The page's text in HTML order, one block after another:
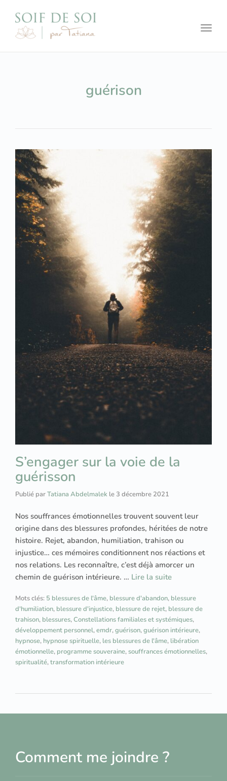
guérison
S’engager sur la voie de la
guérisson
Publié parTatiana Abdelmalek le3 décembre 2021
Nos souffrances émotionnelles trouvent souvent leur
origine dans des blessures profondes, héritées de notre
histoire. Rejet, abandon, humiliation, trahison ou
injustice… ces mémoires conditionnent nos réactions et
nos relations. Les reconnaître, c’est déjà amorcer un
chemin de guérison intérieure. … Lire la suite
Mots clés: 5 blessures de l'âme, blessure d'abandon, blessure
d'humiliation, blessure d'injustice, blessure de rejet, blessure de
trahison, blessures,Constellations familiales et systémiques,
développement personnel,emdr,guérison,guérison intérieure,
hypnose, hypnose spirituelle, les blessures de l'âme, libération
émotionnelle, programme souveraine,souffrances émotionnelles,
spiritualité,transformation intérieure
Comment me joindre ?